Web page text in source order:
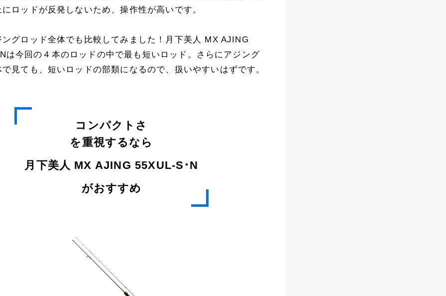
ロッドが反発しないため、操作性が高いです。
ングロッド全体でも比較してみました！月下美人 MX AJING
は今回の４本のロッドの中で最も短いロッド。さらにアジング
見ても、短いロッドの部類になるので、扱いやすいはずです。
コンパクトさ
を重視するなら
月下美人 MX AJING 55XUL-S･N
がおすすめ